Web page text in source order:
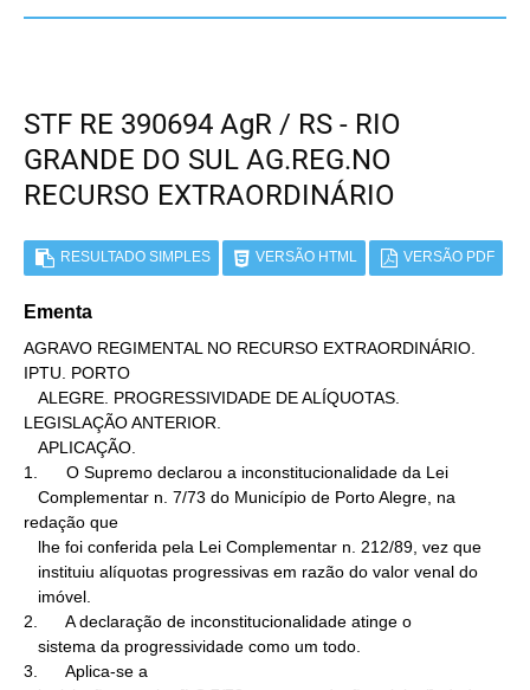
STF RE 390694 AgR / RS - RIO
GRANDE DO SUL AG.REG.NO
RECURSO EXTRAORDINÁRIO
RESULTADO SIMPLES VERSÃO HTML VERSÃO PDF
Ementa
AGRAVO REGIMENTAL NO RECURSO EXTRAORDINÁRIO.
IPTU. PORTO
LEGISLAÇÃO ANTERIOR.
1.      O Supremo declarou a inconstitucionalidade da Lei
redação que
2.      A declaração de inconstitucionalidade atinge o
3.      Aplica-se a